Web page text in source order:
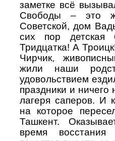
заметке всё
Свободы – это
Советской, дом
сих пор детская
Тридцатка! А
Чирчик,
жили наши
удовольствием
праздники и ничего
лагеря саперов. И
на которое
Ташкент.
время